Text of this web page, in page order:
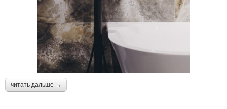
читать дальше →